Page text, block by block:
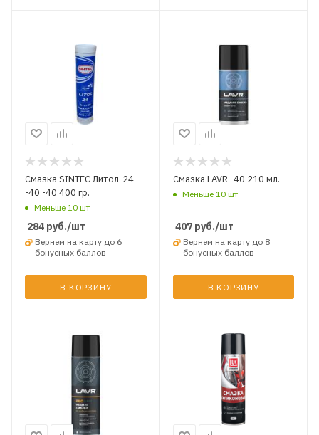
Смазка SINTEC Литол-24
-40 -40 400 гр.
Меньше 10 шт
284 руб./шт
Вернем на карту до 6
бонусных баллов
В КОРЗИНУ
Смазка LAVR -40 210 мл.
Меньше 10 шт
407руб./шт
Вернем на карту до 8
бонусных баллов
В КОРЗИНУ